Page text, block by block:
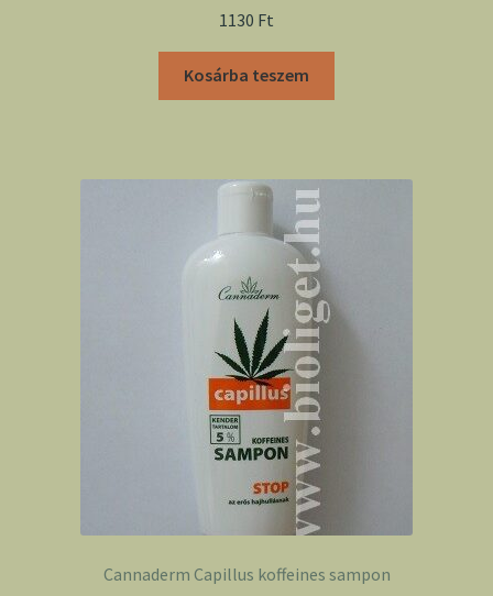
1130 Ft
Kosárba teszem
Cannaderm Capillus koffeines sampon